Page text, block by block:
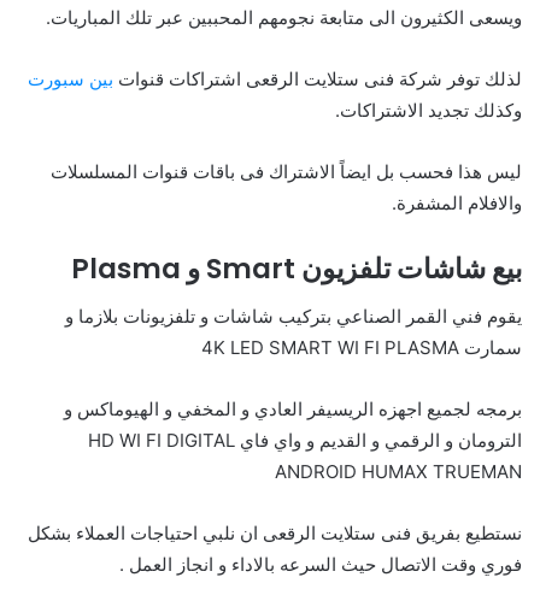
ويسعى الكثيرون الى متابعة نجومهم المحببين عبر تلك المباريات.
لذلك توفر شركة فنى ستلايت الرقعى اشتراكات قنوات بين سبورت
وكذلك تجديد الاشتراكات.
ليس هذا فحسب بل ايضاً الاشتراك فى باقات قنوات المسلسلات
والافلام المشفرة.
بيع شاشات تلفزيون Smart و Plasma
يقوم فني القمر الصناعي بتركيب شاشات و تلفزيونات بلازما و
سمارت 4K LED SMART WI FI PLASMA
برمجه لجميع اجهزه الريسيفر العادي و المخفي و الهيوماكس و
الترومان و الرقمي و القديم و واي فاي HD WI FI DIGITAL
ANDROID HUMAX TRUEMAN
نستطيع بفريق فنى ستلايت الرقعى ان نلبي احتياجات العملاء بشكل
فوري وقت الاتصال حيث السرعه بالاداء و انجاز العمل .